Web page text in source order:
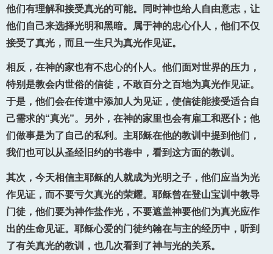
他们有理解和接受真光的可能。同时神也给人自由意志，让
他们自己来选择光明和黑暗。属于神的忠心仆人，他们不仅
接受了真光，而且一生只为真光作见证。
相反，在神的家也有不忠心的仆人。他们面对世界的压力，
特别是教会内世俗的信徒，不敢百分之百地为真光作见证。
于是，他们会在传道中添加人为见证，使信徒能接受适合自
己需求的“真光”。另外，在神的家里也会有雇工和恶仆；他
们做事是为了自己的私利。主耶稣在他的教训中提到他们，
我们也可以从圣经旧约的书卷中，看到这方面的教训。
其次，今天相信主耶稣的人就成为光明之子，他们应当为光
作见证，而不要亏欠真光的荣耀。耶稣曾在登山宝训中教导
门徒，他们要为神作盐作光，不要遮盖神要他们为真光应作
出的生命见证。耶稣心爱的门徒约翰在与主的经历中，听到
了有关真光的教训，也几次看到了神与光的关系。